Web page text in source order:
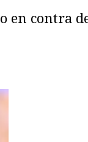
en contra